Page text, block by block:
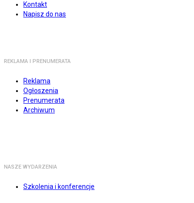
Kontakt
Napisz do nas
REKLAMA I PRENUMERATA
Reklama
Ogłoszenia
Prenumerata
Archiwum
NASZE WYDARZENIA
Szkolenia i konferencje